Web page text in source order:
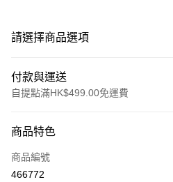
請選擇商品選項
付款與運送
自提點滿HK$499.00免運費
信用卡
Apple Pay
商品特色
商品編號
466772